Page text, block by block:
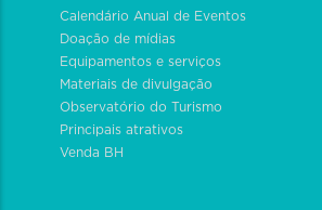
Calendário Anual de Eventos
Doação de mídias
Equipamentos e serviços
Materiais de divulgação
Observatório do Turismo
Principais atrativos
Venda BH